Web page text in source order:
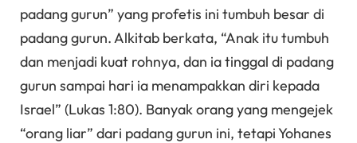
padang gurun” yang profetis ini tumbuh besar di
padang gurun. Alkitab berkata, “Anak itu tumbuh
dan menjadi kuat rohnya, dan ia tinggal di padang
gurun sampai hari ia menampakkan diri kepada
Israel” (Lukas 1:80). Banyak orang yang mengejek
“orang liar” dari padang gurun ini, tetapi Yohanes